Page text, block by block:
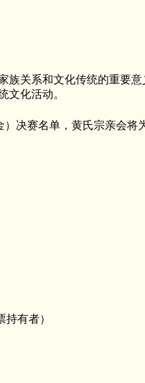
族关系和文化传统的重
文化活动。
）决赛名单，黄氏宗亲会
有者）